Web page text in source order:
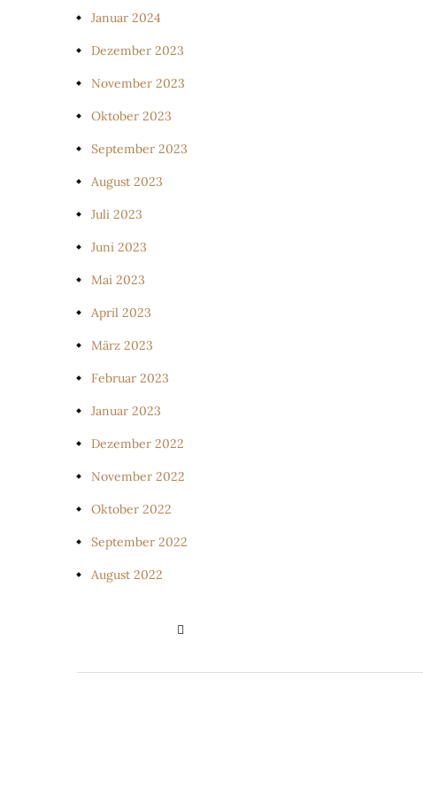
Januar 2024
Dezember 2023
November 2023
Oktober 2023
September 2023
August 2023
Juli 2023
Juni 2023
Mai 2023
April 2023
März 2023
Februar 2023
Januar 2023
Dezember 2022
November 2022
Oktober 2022
September 2022
August 2022